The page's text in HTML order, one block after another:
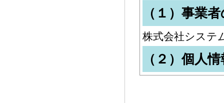
（１）事業
株式会社システ
（２）個人